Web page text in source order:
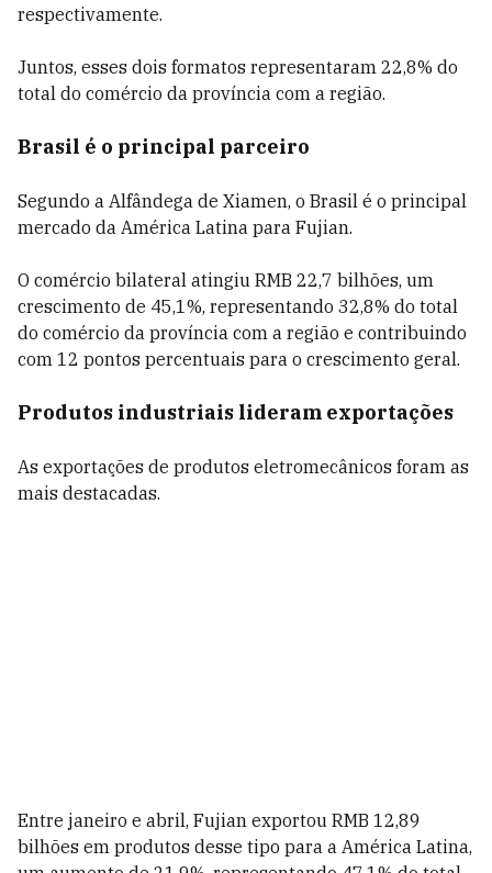
respectivamente.
Juntos, esses dois formatos representaram 22,8% do
total do comércio da província com a região.
Brasil é o principal parceiro
Segundo a Alfândega de Xiamen, o Brasil é o principal
mercado da América Latina para Fujian.
O comércio bilateral atingiu RMB 22,7 bilhões, um
crescimento de 45,1%, representando 32,8% do total
do comércio da província com a região e contribuindo
com 12 pontos percentuais para o crescimento geral.
Produtos industriais lideram exportações
As exportações de produtos eletromecânicos foram as
mais destacadas.
Entre janeiro e abril, Fujian exportou RMB 12,89
bilhões em produtos desse tipo para a América Latina,